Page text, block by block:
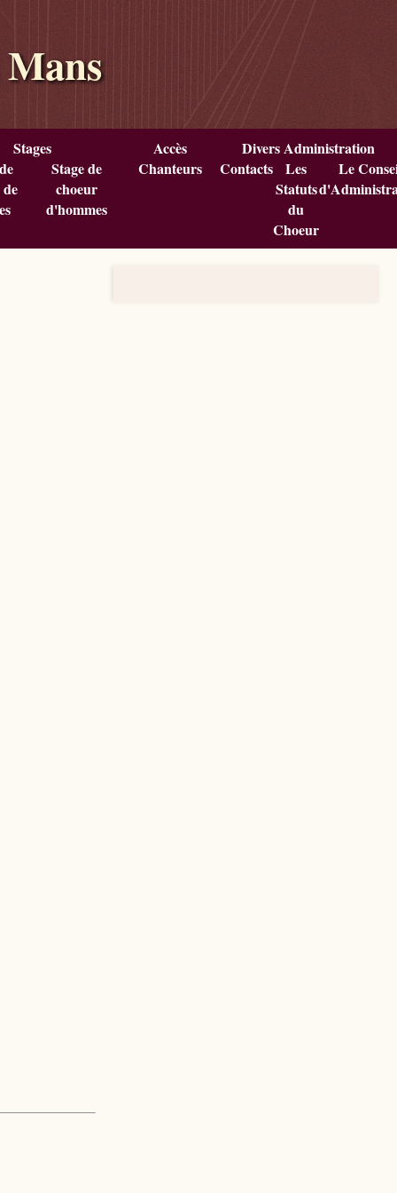
Stages
Stage de
choeur
d'hommes
Accès
Chanteurs
Divers Administration
Contacts
Les
Statuts
du
Choeur
Le